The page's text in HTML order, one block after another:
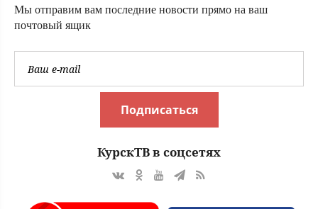
Мы отправим вам последние новости прямо на ваш
почтовый ящик
Подписаться
КурскТВ в соцсетях